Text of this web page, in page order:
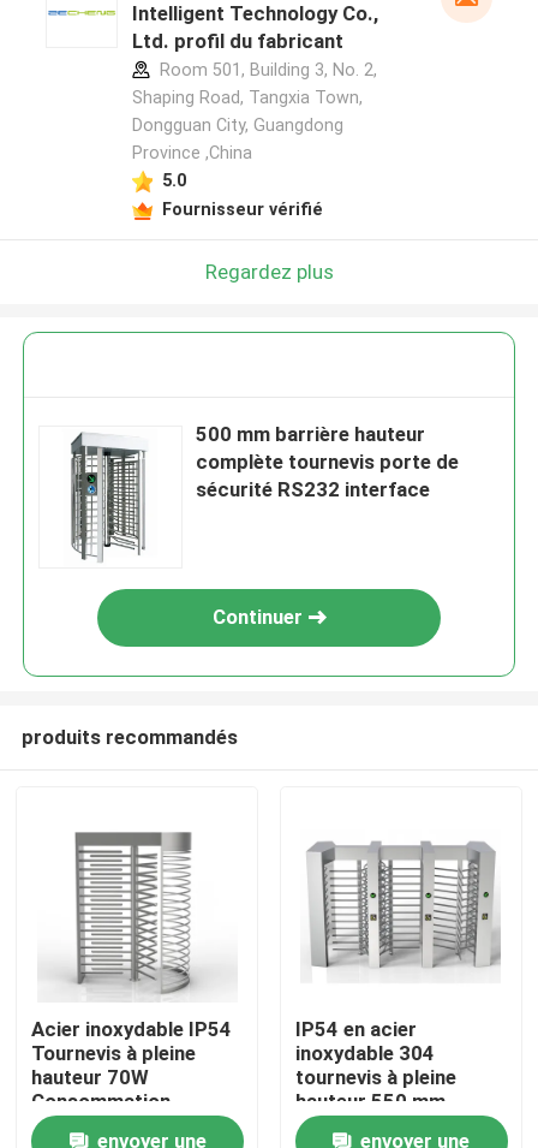
Aperçu
Produits
Vidéos
Intelligent Technology Co.,
Ltd. profil du fabricant
Room 501, Building 3, No. 2,
Shaping Road, Tangxia Town,
Dongguan City, Guangdong
Province ,China
5.0
Fournisseur vérifié
Regardez plus
500 mm barrière hauteur
complète tournevis porte de
sécurité RS232 interface
Continuer
produits recommandés
Acier inoxydable IP54
Tournevis à pleine
hauteur 70W
Consommation
d'énergie Interface de
envoyer une
IP54 en acier
inoxydable 304
tournevis à pleine
hauteur 550 mm
Passage 70 W
envoyer une